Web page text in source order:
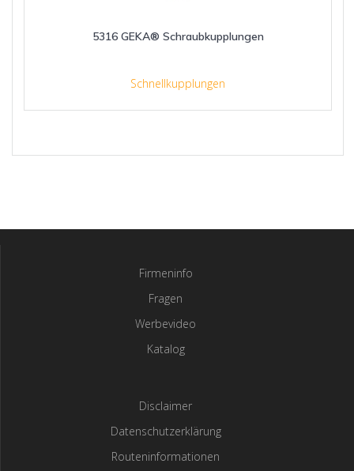
5316 GEKA® Schraubkupplungen
Schnellkupplungen
Firmeninfo
Fragen
Werbevideo
Katalog
Disclaimer
Datenschutzerklärung
Routeninformationen